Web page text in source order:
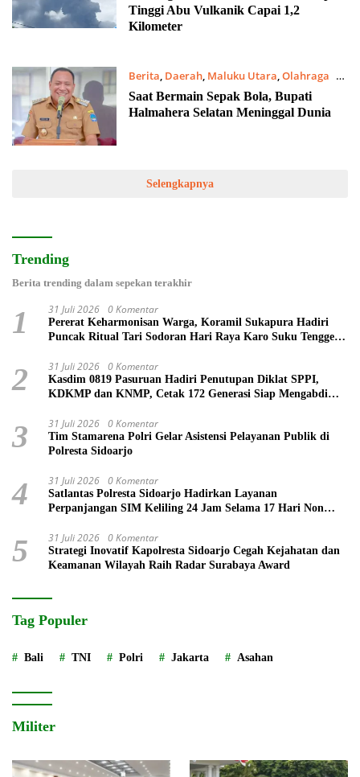
Tinggi Abu Vulkanik Capai 1,2
Kilometer
Berita Daerah, Maluku Utara Olahraga 6
November 2023
Saat Bermain Sepak Bola, Bupati
Halmahera Selatan Meninggal Dunia
Selengkapnya
Trending
Berita trending dalam sepekan terakhir
1 31 Juli 2026 0 Komentar
Pererat Keharmonisan Warga, Koramil Sukapura Hadiri
Puncak Ritual Tari Sodoran Hari Raya Karo Suku Tengger
2 31 Juli 2026 0 Komentar
Kasdim 0819 Pasuruan Hadiri Penutupan Diklat SPPI,
KDKMP dan KNMP, Cetak 172 Generasi Siap Mengabdi
3 31 Juli 2026 0 Komentar
Tim Stamarena Polri Gelar Asistensi Pelayanan Publik di
Polresta Sidoarjo
4 31 Juli 2026 0 Komentar
Satlantas Polresta Sidoarjo Hadirkan Layanan
Perpanjangan SIM Keliling 24 Jam Selama 17 Hari Non
5 31 Juli 2026 0 Komentar
Strategi Inovatif Kapolresta Sidoarjo Cegah Kejahatan dan
Keamanan Wilayah Raih Radar Surabaya Award
Tag Populer
Bali TNI Polri Jakarta Asahan
Militer